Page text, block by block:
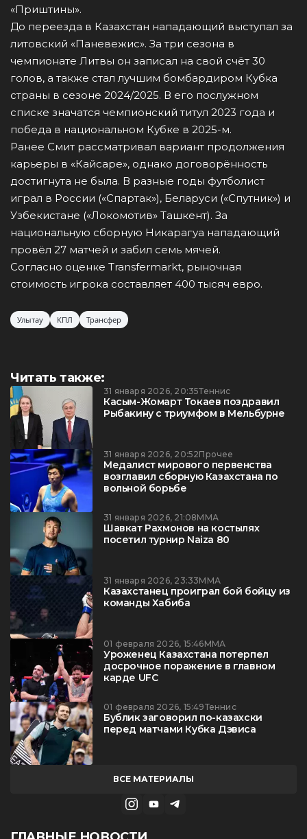
«Приштины».
До переезда в Казахстан нападающий выступал за
литовский «Паневежис». За три сезона в
чемпионате Литвы он записал на свой счёт 30
голов, а также стал лучшим бомбардиром Кубка
страны в сезоне 2024/2025. В его послужном
списке значатся чемпионский титул 2023 года и
победа в национальном Кубке в 2025-м.
Ранее Смит рассматривал вариант продолжения
карьеры в «Кайсаре», однако договорённость
достигнута не была. В разные годы футболист
играл в России («Спартак»), Беларуси («Спутник») и
Узбекистане («Локомотив» Ташкент). За
национальную сборную Никарагуа нападающий
провёл 27 матчей и забил семь мячей.
Согласно оценке Transfermarkt, рыночная
стоимость игрока составляет 400 тысяч евро.
Улытау КПЛ Трансфер
Читать также:
31 января 2026, 20:35Теннис
Касым-Жомарт Токаев поздравил
Рыбакину с триумфом в Мельбурне
31 января 2026, 20:52Прочее
Медалист мирового первенства
возглавил сборную Казахстана по
вольной борьбе
31 января 2026, 21:08ММА
Шавкат Рахмонов на костылях
посетил турнир Naiza 80
31 января 2026, 23:33ММА
Казахстанец проиграл бой бойцу из
команды Хабиба
01 февраля 2026, 15:46ММА
Уроженец Казахстана потерпел
досрочное поражение в главном
карде UFC
01 февраля 2026, 15:49Теннис
Бублик заговорил по-казахски
перед матчами Кубка Дэвиса
ВСЕ МАТЕРИАЛЫ